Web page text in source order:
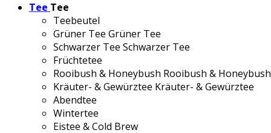
Tee Tee
Teebeutel
Grüner Tee Grüner Tee
Schwarzer Tee Schwarzer Tee
Früchtetee
Rooibush & Honeybush Rooibush & Honeybush
Kräuter- & Gewürztee Kräuter- & Gewürztee
Abendtee
Wintertee
Eistee & Cold Brew